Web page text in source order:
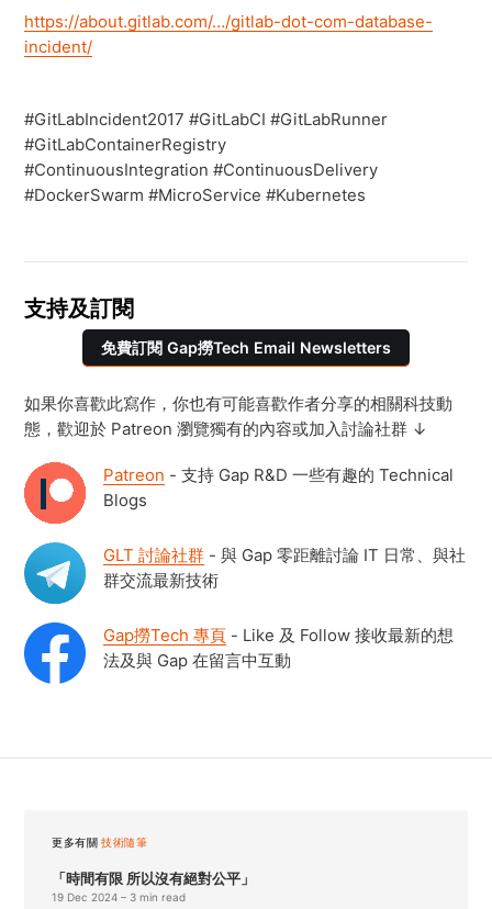
https://about.gitlab.com/…/gitlab-dot-com-database-
incident/
#GitLabIncident2017 #GitLabCI #GitLabRunner
#GitLabContainerRegistry
#ContinuousIntegration #ContinuousDelivery
#DockerSwarm #MicroService #Kubernetes
支持及訂閱
免費訂閱 Gap撈Tech Email Newsletters
如果你喜歡此寫作，你也有可能喜歡作者分享的相關科技動
態，歡迎於 Patreon 瀏覽獨有的內容或加入討論社群 ↓
Patreon - 支持 Gap R&D 一些有趣的 Technical
Blogs
GLT 討論社群 - 與 Gap 零距離討論 IT 日常、與社
群交流最新技術
Gap撈Tech 專頁 - Like 及 Follow 接收最新的想
法及與 Gap 在留言中互動
更多有關 技術隨筆
「時間有限 所以沒有絕對公平」
19 Dec 2024 – 3 min read